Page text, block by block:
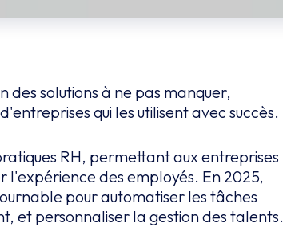
des solutions à ne pas manquer,
qui les utilisent avec succès.
RH, permettant aux entreprises
l'expérience des employés. En 2025,
pour automatiser les tâches
et personnaliser la gestion des talents.